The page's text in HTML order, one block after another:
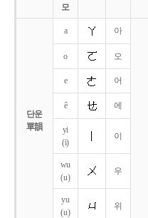
모
단운
單韻
a 아
o 오
e 어
ê 에
yi
(i)
이
wu
(u)
우
yu
(u)
위